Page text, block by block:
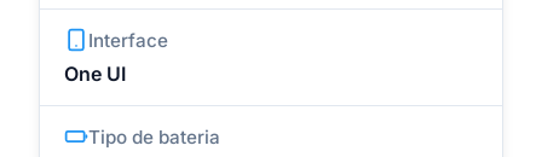
Interface
One UI
Tipo de bateria